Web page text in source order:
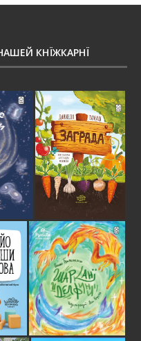
КНЇЖКАРНЇ